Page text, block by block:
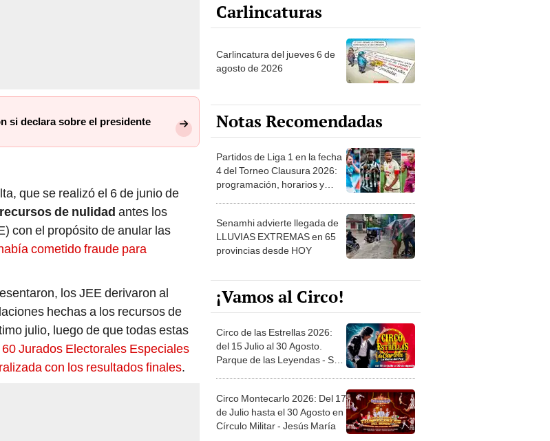
si declara sobre el presidente
que se realizó el 6 de junio de
de nulidad antes los
con el propósito de anular las
cometido fraude para
los JEE derivaron al
hechas a los recursos de
julio, luego de que todas estas
60 Jurados Electorales Especiales
con los resultados finales.
Carlincaturas
Carlincatura del jueves 6 de
agosto de 2026
Notas Recomendadas
Partidos de Liga 1 en la fecha
4 del Torneo Clausura 2026:
programación, horarios y
Senamhi advierte llegada de
LLUVIAS EXTREMAS en 65
provincias desde HOY
¡Vamos al Circo!
Circo de las Estrellas 2026:
del 15 Julio al 30 Agosto.
Parque de las Leyendas - San
Circo Montecarlo 2026: Del 17
de Julio hasta el 30 Agosto en
Círculo Militar - Jesús María